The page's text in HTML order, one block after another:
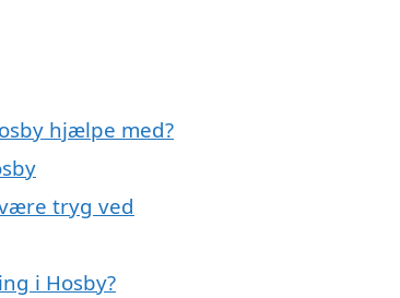
hjælpe med?
tryg ved
i Hosby?